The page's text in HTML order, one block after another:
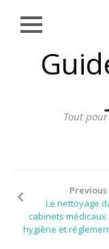
Tout
Close
AMÉNAGEMENT
EXTÉRIEUR
PLANTATIONS
REVÊTEMENT
Previous
Le nettoyage
cabinets médicaux
hygiène et